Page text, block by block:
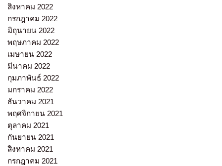
สิงหาคม 2022
กรกฎาคม 2022
มิถุนายน 2022
พฤษภาคม 2022
เมษายน 2022
มีนาคม 2022
กุมภาพันธ์ 2022
มกราคม 2022
ธันวาคม 2021
พฤศจิกายน 2021
ตุลาคม 2021
กันยายน 2021
สิงหาคม 2021
กรกฎาคม 2021